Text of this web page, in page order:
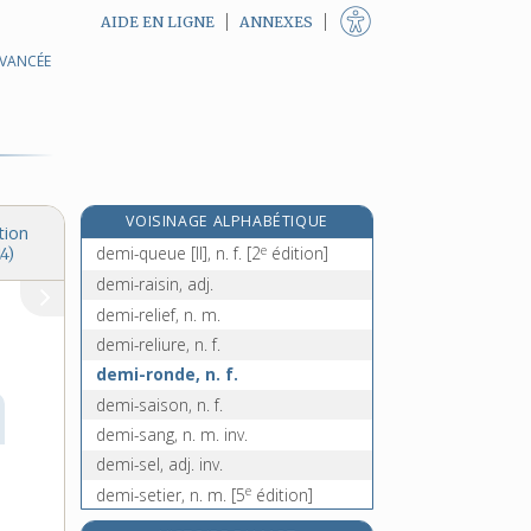
AIDE EN LIGNE ANNEXES
VOISINAGE ALPHABÉTIQUE
demi-queue [I], adj.
demi-queue [II], n. f. [2e édition]
demi-raisin, adj.
demi-relief, n. m.
demi-reliure, n. f.
demi-ronde, n. f.
demi-saison, n. f.
demi-sang, n. m. inv.
demi-sel, adj. inv.
demi-setier, n. m. [5e édition]
demi-siècle, n. m.